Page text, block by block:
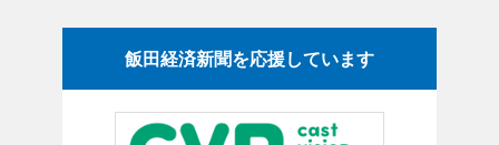
飯田経済新聞を応援しています